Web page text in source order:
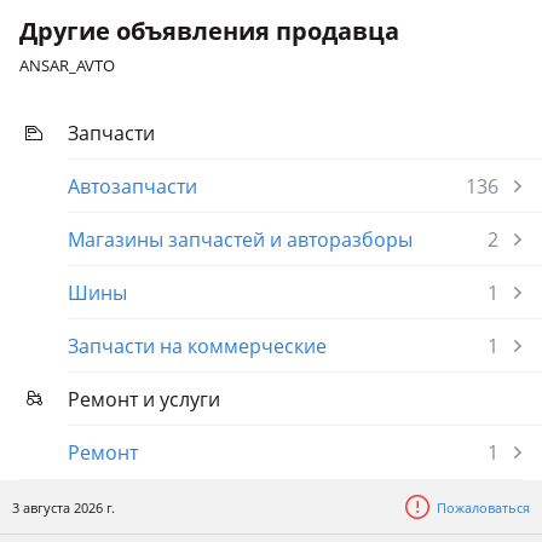
2005 - 2008 7 поколение (N1/N2/N3)
BMW 525
Другие объявления продавца
ANSAR_AVTO
Запчасти
Автозапчасти
136
Магазины запчастей и авторазборы
2
Шины
1
Запчасти на коммерческие
1
Ремонт и услуги
Ремонт
1
3 августа 2026 г. Пожаловаться